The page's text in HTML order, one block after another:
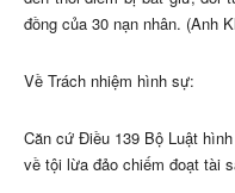
đồng của 30 nạn nhân. (Anh
Về Trách nhiệm hình sự:
Căn cứ Điều 139 Bộ Luật
về tội lừa đảo chiếm đoạt tài